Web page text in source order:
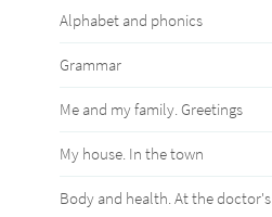
Alphabet and phonics
Grammar
Me and my family. Greetings
My house. In the town
Body and health. At the doctor's